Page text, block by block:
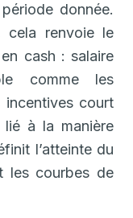
donnée.
cela renvoie le
cash : salaire
comme les
incentives court
lié à la manière
l’atteinte du
les courbes de